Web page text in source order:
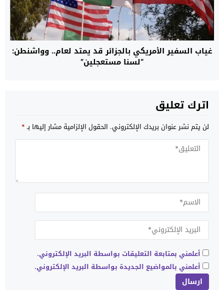
غياب السفير الأمريكي بالجزائر قد يمتد لعام.. وواشنطن:
“لسنا مستعجلين”
اترك تعليق
لن يتم نشر عنوان بريدك الإلكتروني. الحقول الإلزامية مشار إليها بـ*
أعلمني بمتابعة التعليقات بواسطة البريد الإلكتروني.
أعلمني بالمواضيع الجديدة بواسطة البريد الإلكتروني.